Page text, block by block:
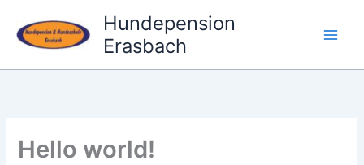
Inhalt
springen
Hundepension
Erasbach
Hello world!